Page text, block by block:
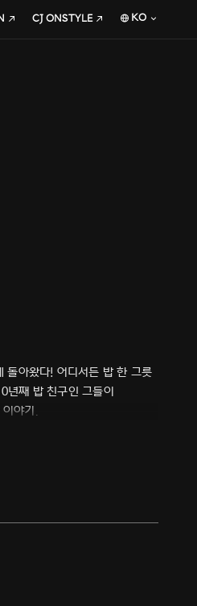
CJ ONSTYLE KO
돌아왔다! 어디서든 밥 한 그릇
년째 밥 친구인 그들이
야기.